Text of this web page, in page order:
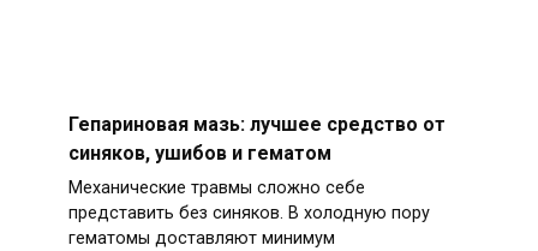
Гепариновая мазь: лучшее средство от
синяков, ушибов и гематом
Механические травмы сложно себе
представить без синяков. В холодную пору
гематомы доставляют минимум